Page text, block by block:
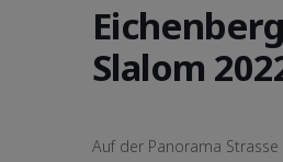
Slalom
Auf der Panorama